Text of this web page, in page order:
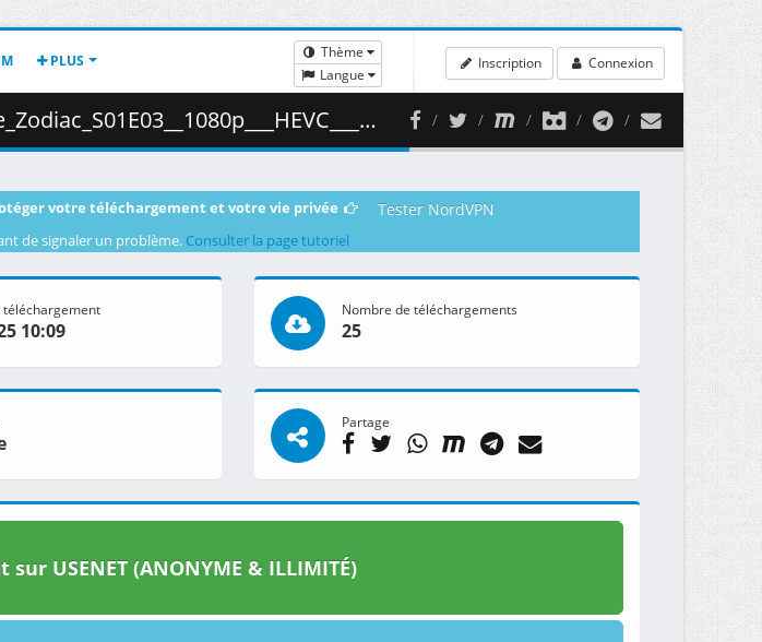
PLUS
Thème
Langue
Inscription Connexion
Audio___Multi-Subs___1873F0B5_.mkv.002 ( 418.03 MB )
votre téléchargement et votre vie privée Tester NordVPN
de signaler un problème. Consulter la page tutoriel
10:09
Nombre de téléchargements
25
Partage
USENET (ANONYME & ILLIMITÉ)